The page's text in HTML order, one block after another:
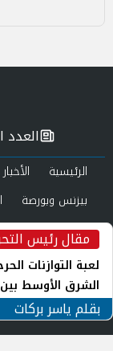
مقال رئيس
لعبة التوازنات
الشرق الأوسط
ورياح طهران
بقلم ياسر بركات
العدد
الرئيسية الأخبار
بيزنس وبورصة
صحة وجمال
العدد الورقي
من